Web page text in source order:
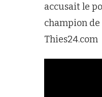
accusait le
champion
Thies24.com